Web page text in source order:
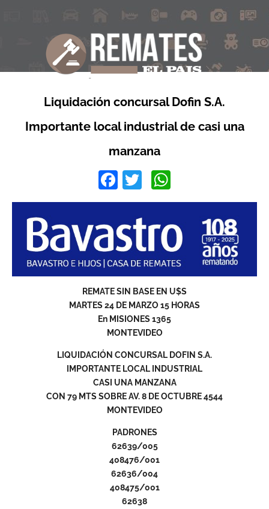
Liquidación concursal Dofin S.A.
Importante local industrial de casi una
manzana
Facebook
Twitter
REMATE SIN BASE EN U$S
MARTES 24 DE MARZO 15 HORAS
En MISIONES 1365
MONTEVIDEO
LIQUIDACIÓN CONCURSAL DOFIN S.A.
IMPORTANTE LOCAL INDUSTRIAL
CASI UNA MANZANA
CON 79 MTS SOBRE AV. 8 DE OCTUBRE 4544
MONTEVIDEO
PADRONES
62639/005
408476/001
62636/004
408475/001
62638